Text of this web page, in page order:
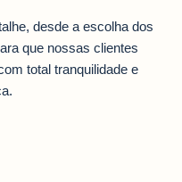
desde a escolha dos
que nossas clientes
total tranquilidade e